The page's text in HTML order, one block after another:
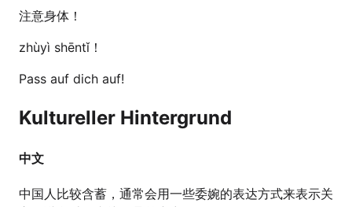
注意身体！
zhùyì shēntǐ！
Pass auf dich auf!
Kultureller Hintergrund
中文
中国人比较含蓄，通常会用一些委婉的表达方式来表示关